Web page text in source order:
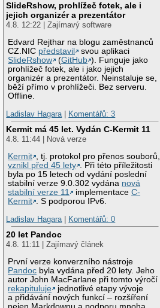
SlideRshow, prohlížeč fotek, ale i
jejich organizér a prezentátor
4.8. 12:22 | Zajímavý software
Edvard Rejthar na blogu zaměstnanců
CZ.NIC představil
svou aplikaci
SlideRshow
(GitHub ). Funguje jako
prohlížeč fotek, ale i jako jejich
organizér a prezentátor. Neinstaluje se,
běží přímo v prohlížeči. Bez serveru.
Offline.
Ladislav Hagara | Komentářů: 3
Kermit má 45 let. Vydán C-Kermit 11
4.8. 11:44 | Nová verze
Kermit , tj. protokol pro přenos souborů,
vznikl před 45 lety . Při této příležitosti
byla po 15 letech od vydání poslední
stabilní verze 9.0.302 vydána nová
stabilní verze 11
implementaceC-
Kermit . S podporou IPv6.
Ladislav Hagara | Komentářů: 0
20 let Pandoc
4.8. 11:11 | Zajímavý článek
První verze konverzního nástroje
Pandoc byla vydána před 20 lety. Jeho
autor John MacFarlane při tomto výročí
rekapituluje
jednotlivé etapy vývoje
a přidávání nových funkcí – rozšíření